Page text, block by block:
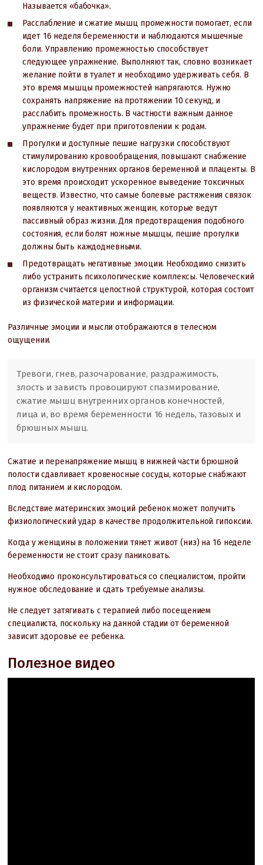
Называется «бабочка».
Расслабление и сжатие мышц промежности помогает, если
идет 16 неделя беременности и наблюдаются мышечные
боли. Управлению промежностью способствует
следующее упражнение. Выполняют так, словно возникает
желание пойти в туалет и необходимо удерживать себя. В
это время мышцы промежностей напрягаются. Нужно
сохранять напряжение на протяжении 10 секунд, и
расслабить промежность. В частности важным данное
упражнение будет при приготовлении к родам.
Прогулки и доступные пешие нагрузки способствуют
стимулированию кровообращения, повышают снабжение
кислородом внутренних органов беременной и плаценты. В
это время происходит ускоренное выведение токсичных
веществ. Известно, что самые болевые растяжения связок
появляются у неактивных женщин, которые ведут
пассивный образ жизни. Для предотвращения подобного
состояния, если болят ножные мышцы, пешие прогулки
должны быть каждодневными.
Предотвращать негативные эмоции. Необходимо снизить
либо устранить психологические комплексы. Человеческий
организм считается целостной структурой, которая состоит
из физической материи и информации.
Различные эмоции и мысли отображаются в телесном
ощущении.
Тревоги, гнев, разочарование, раздражимость,
злость и зависть провоцируют спазмирование,
сжатие мышц внутренних органов конечностей,
лица и, во время беременности 16 недель, тазовых и
брюшных мышц.
Сжатие и перенапряжение мышц в нижней части брюшной
полости сдавливает кровеносные сосуды, которые снабжают
плод питанием и кислородом.
Вследствие материнских эмоций ребенок может получить
физиологический удар в качестве продолжительной гипоксии.
Когда у женщины в положении тянет живот (низ) на 16 неделе
беременности не стоит сразу паниковать.
Необходимо проконсультироваться со специалистом, пройти
нужное обследование и сдать требуемые анализы.
Не следует затягивать с терапией либо посещением
специалиста, поскольку на данной стадии от беременной
зависит здоровье ее ребенка.
Полезное видео